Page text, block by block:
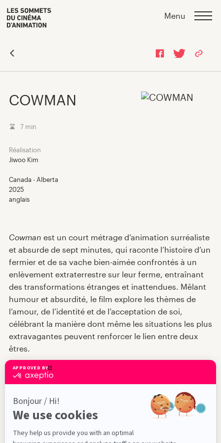
Skip
to
content
Skip
to
navigation
Répertoire des films
Expériences VR
Nouvelles
Jury et prix
Menu
COWMAN
7 min
Réalisation
Jiwoo Kim
Canada - Alberta
2025
anglais
Cowman est un court métrage d’animation surréaliste
et absurde de sept minutes, qui raconte l’histoire d’un
fermier et de sa vache bien-aimée confrontés à un
enlèvement extraterrestre sur leur ferme, entraînant
des transformations étranges et inattendues. Mêlant
humour et absurdité, le film explore les thèmes de
l’amour, de l’identité et de l’acceptation de soi,
célébrant la manière dont même les situations les plus
extravagantes peuvent renforcer le lien entre deux
êtres.
Grand Angle 1
2026-05-12 - 19h00
54 min
Salle Fernand-Seguin